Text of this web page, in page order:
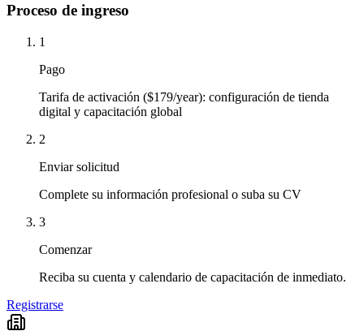
Proceso de ingreso
1
Pago
Tarifa de activación ($179/year): configuración de tienda
digital y capacitación global
2
Enviar solicitud
Complete su información profesional o suba su CV
3
Comenzar
Reciba su cuenta y calendario de capacitación de inmediato.
Registrarse